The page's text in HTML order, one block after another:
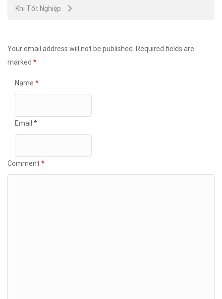
Khi Tốt Nghiệp
Your email address will not be published. Required fields are
marked *
Name *
Email *
Comment *